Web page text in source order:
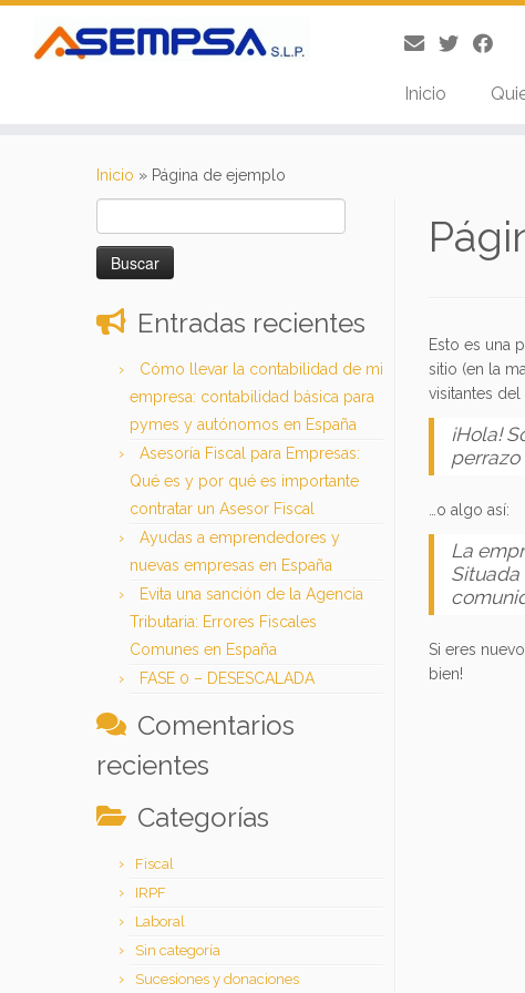
Inicio
Inicio » Página de ejemplo
Entradas recientes
Cómo llevar la contabilidad de mi
empresa: contabilidad básica para
pymes y autónomos en España
Asesoría Fiscal para Empresas:
Qué es y por qué es importante
contratar un Asesor Fiscal
Ayudas a emprendedores y
nuevas empresas en España
Evita una sanción de la Agencia
Tributaria: Errores Fiscales
Comunes en España
FASE 0 – DESESCALADA
Comentarios
recientes
Categorías
Fiscal
IRPF
Laboral
Sin categoría
Sucesiones y donaciones
Esto es una
sitio (en la
visitantes
¡Hola!
perrazo
…o algo así:
La
Situada
Si eres
bien!